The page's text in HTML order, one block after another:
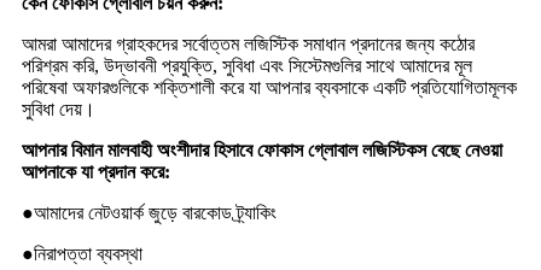
আমরা আমাদের গ্রাহকদের সর্বোত্তম লজিস্টিক সমাধান প্রদানের জন্য কঠোর
পরিশ্রম করি, উদ্ভাবনী প্রযুক্তি, সুবিধা এবং সিস্টেমগুলির সাথে আমাদের মূল
পরিষেবা অফারগুলিকে শক্তিশালী করে যা আপনার ব্যবসাকে একটি প্রতিযোগিতামূলক
সুবিধা দেয়।
আপনার বিমান মালবাহী অংশীদার হিসাবে ফোকাস গ্লোবাল লজিস্টিকস বেছে নেওয়া
আপনাকে যা প্রদান করে:
●আমাদের নেটওয়ার্ক জুড়ে বারকোড ট্র্যাকিং
●নিরাপত্তা ব্যবস্থা